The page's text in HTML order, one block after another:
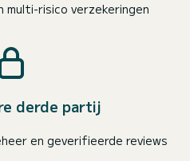
risico verzekeringen
derde partij
en geverifieerde reviews